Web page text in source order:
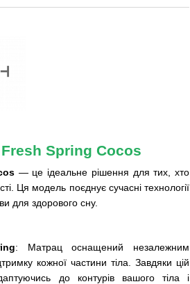
Spring Cocos
— це ідеальне рішення для тих, хто
Ця модель поєднує сучасні технології
для здорового сну.
: Матрац оснащений незалежним
кожної частини тіла. Завдяки цій
до контурів вашого тіла і